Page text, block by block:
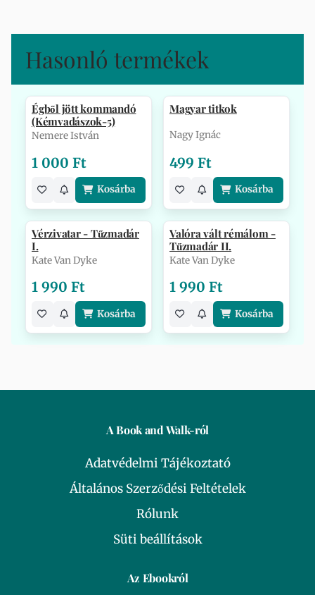
Hasonló termékek
Égből jött kommandó
(Kémvadászok-5)
Nemere István
1 000 Ft
Kosárba
Magyar titkok
Nagy Ignác
499 Ft
Kosárba
Vérzivatar - Tűzmadár
I.
Kate Van Dyke
1 990 Ft
Kosárba
Valóra vált rémálom -
Tűzmadár II.
Kate Van Dyke
1 990 Ft
Kosárba
A Book and Walk-ról
Adatvédelmi Tájékoztató
Általános Szerződési Feltételek
Rólunk
Süti beállítások
Az Ebookról